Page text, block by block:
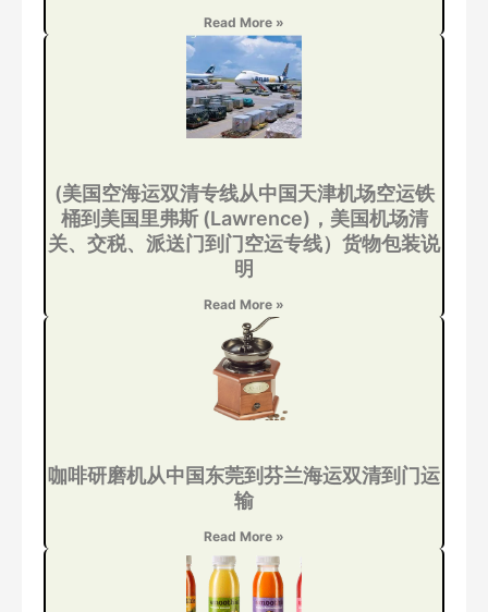
Read More »
(美国空海运双清专线从中国天津机场空运铁
桶到美国里弗斯 (Lawrence)，美国机场清
关、交税、派送门到门空运专线）货物包装说
明
Read More »
咖啡研磨机从中国东莞到芬兰海运双清到门运
输
Read More »